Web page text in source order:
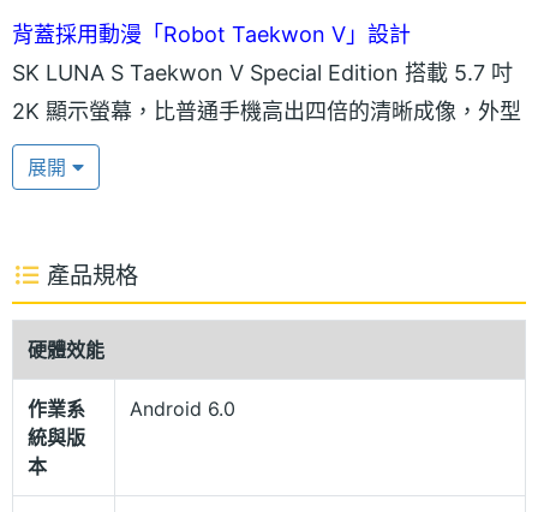
背蓋採用動漫「Robot Taekwon V」設計
SK LUNA S Taekwon V Special Edition 搭載 5.7 吋
2K 顯示螢幕，比普通手機高出四倍的清晰成像，外型
採用三維曲面玻璃，搭配金屬機身設計，帶來柔軟舒
適的握感；與親友透過視訊聯繫時，還可搭配藍光模
Taekwon V」機器人圖案，共有四種款式可供選擇。
LUNA S Taekwon V Special Edition 支援指紋辨識技
術，可快速解鎖，同時給予極佳的資料防護。
動漫專屬桌布
SK LUNA S Taekwon V Special Edition 運
行 Android 6.0.1 Marshmallow 作業系統，內建
展開
產品規格
硬體效能
作業系
統與版
本
Android 6.0